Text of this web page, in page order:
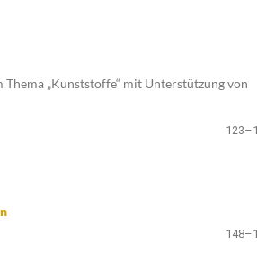
„Kunststoffe“ mit Unterstützung von